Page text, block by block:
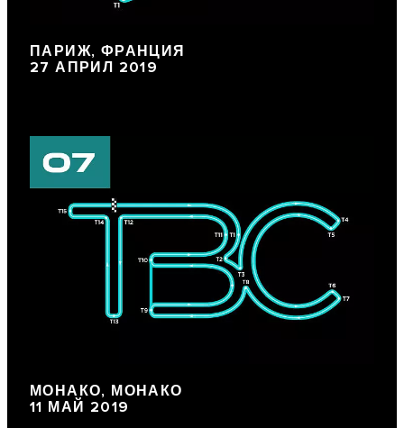
ПАРИЖ, ФРАНЦИЯ
27 АПРИЛ 2019
МОНАКО, МОНАКО
11 МАЙ 2019